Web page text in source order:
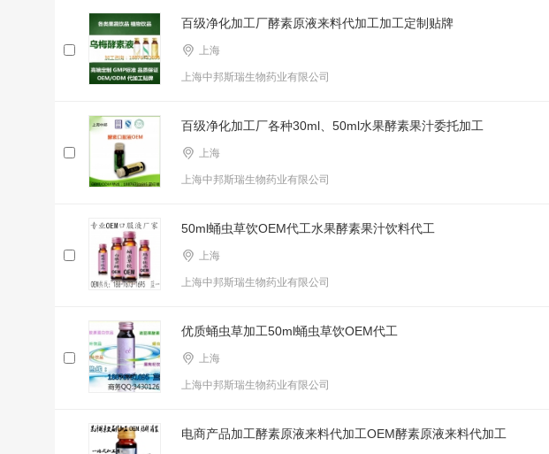
百级净化加工厂酵素原液来料代加工加工定制贴牌
上海
上海中邦斯瑞生物药业有限公司
百级净化加工厂各种30ml、50ml水果酵素果汁委托加工
上海
上海中邦斯瑞生物药业有限公司
50ml蛹虫草饮OEM代工水果酵素果汁饮料代工
上海
上海中邦斯瑞生物药业有限公司
优质蛹虫草加工50ml蛹虫草饮OEM代工
上海
上海中邦斯瑞生物药业有限公司
电商产品加工酵素原液来料代加工OEM酵素原液来料代加工